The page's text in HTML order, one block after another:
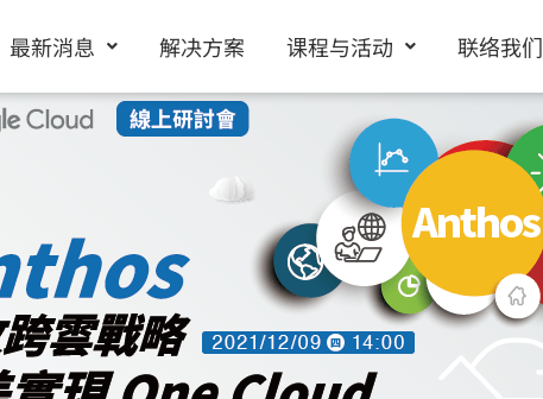
最新消息 解决方案 课程与活动 联络我们